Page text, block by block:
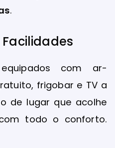
.
com ar-
frigobar e TV a
de lugar que acolhe
todo o conforto.